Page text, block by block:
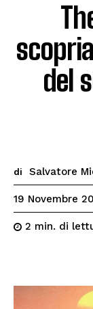
del
di Salvatore
19 Novembre
2 min. di